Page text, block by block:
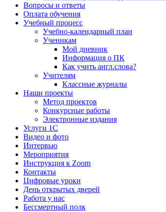
Вопросы и ответы
Оплата обучения
Учебный процесс
Учебно-календарный план
Ученикам
Мой дневник
Информация о ПК
Как учить англ.слова?
Учителям
Классные журналы
Наши проекты
Метод проектов
Конкурсные работы
Электронные издания
Услуги 1C
Видео и фото
Интервью
Мероприятия
Инструкция к Zoom
Контакты
Цифровые уроки
День открытых дверей
Работа у нас
Бессмертный полк